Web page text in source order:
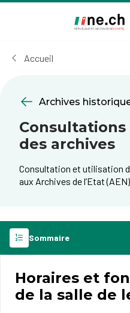
cookies
Accueil
Archives
des archives
Consultation et utilisation
aux Archives de l’Etat (AEN)
Sommaire
Horaires et
de la salle de